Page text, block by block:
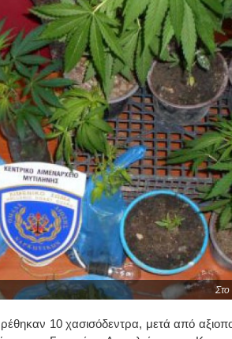
10 χασισόδεντρα, μετά από